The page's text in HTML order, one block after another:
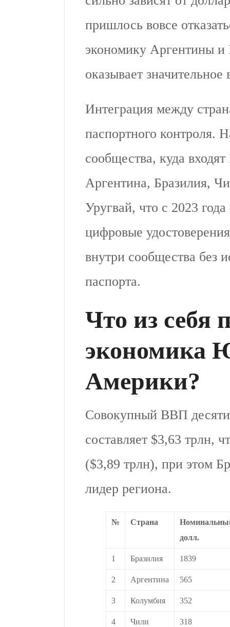
пришлось вовсе
экономику Аргентины
оказывает значительное
Интеграция между
паспортного контроля.
сообщества, куда
Аргентина, Бразилия,
Уругвай, что с 2023
цифровые
внутри сообщества без
паспорта.
Что из себя
экономика
Америки?
Совокупный ВВП
составляет $3,63 трлн,
($3,89 трлн), при этом
лидер региона.
№ Страна
долл.
1 Бразилия 1839
2 Аргентина 565
3 Колумбия 352
4 Чили 318